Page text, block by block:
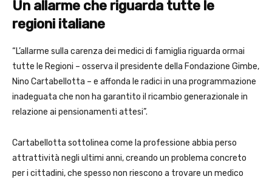
Un allarme che riguarda tutte le
regioni italiane
“L’allarme sulla carenza dei medici di famiglia riguarda ormai
tutte le Regioni – osserva il presidente della Fondazione Gimbe,
Nino Cartabellotta – e affonda le radici in una programmazione
inadeguata che non ha garantito il ricambio generazionale in
relazione ai pensionamenti attesi”.
Cartabellotta sottolinea come la professione abbia perso
attrattività negli ultimi anni, creando un problema concreto
per i cittadini, che spesso non riescono a trovare un medico